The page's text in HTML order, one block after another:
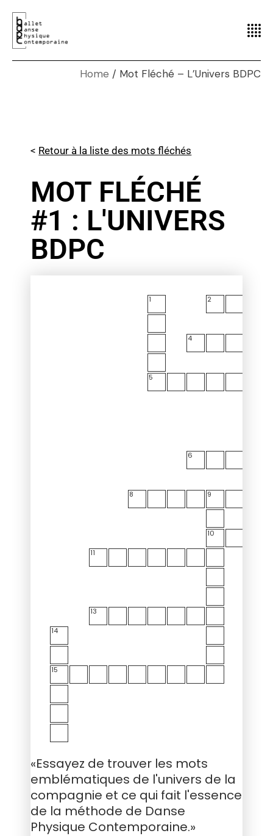
Home Mot Fléché – L’Univers BDPC
< Retour à la liste des mots fléchés
MOT FLÉCHÉ
#1 : L'UNIVERS
BDPC
1 2
4
5
6
8 9
10
11
13
14
15
«Essayez de trouver les mots
emblématiques de l'univers de la
compagnie et ce qui fait l'essence
de la méthode de Danse
Physique Contemporaine.»